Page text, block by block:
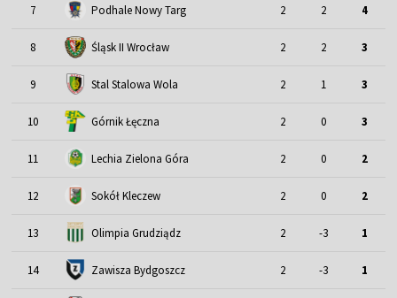
7 Podhale Nowy Targ 2 2 4
8 Śląsk II Wrocław 2 2 3
9 Stal Stalowa Wola 2 1 3
10 Górnik Łęczna 2 0 3
11 Lechia Zielona Góra 2 0 2
12 Sokół Kleczew 2 0 2
13 Olimpia Grudziądz 2 -3 1
14 Zawisza Bydgoszcz 2 -3 1